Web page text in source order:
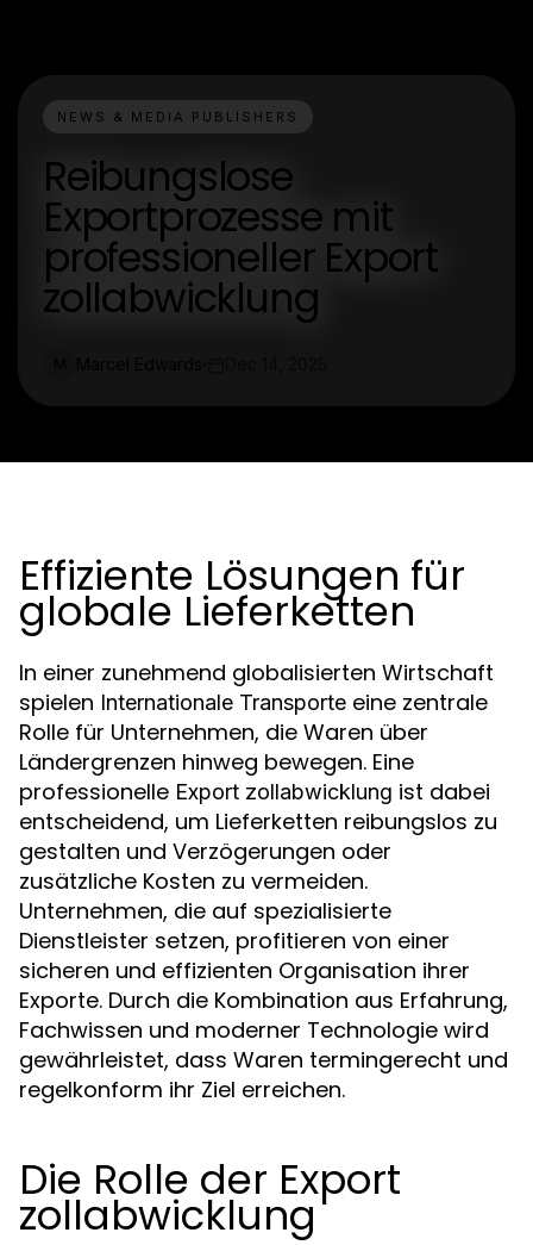
NEWS & MEDIA PUBLISHERS
Reibungslose
Exportprozesse mit
professioneller Export
zollabwicklung
Effiziente Lösungen für
globale Lieferketten
In einer zunehmend globalisierten Wirtschaft
spielen Internationale Transporte eine zentrale
Rolle für Unternehmen, die Waren über
Ländergrenzen hinweg bewegen. Eine
professionelle Export zollabwicklung ist dabei
entscheidend, um Lieferketten reibungslos zu
gestalten und Verzögerungen oder
zusätzliche Kosten zu vermeiden.
Unternehmen, die auf spezialisierte
Dienstleister setzen, profitieren von einer
sicheren und effizienten Organisation ihrer
Exporte. Durch die Kombination aus Erfahrung,
Fachwissen und moderner Technologie wird
gewährleistet, dass Waren termingerecht und
regelkonform ihr Ziel erreichen.
Die Rolle der Export
zollabwicklung